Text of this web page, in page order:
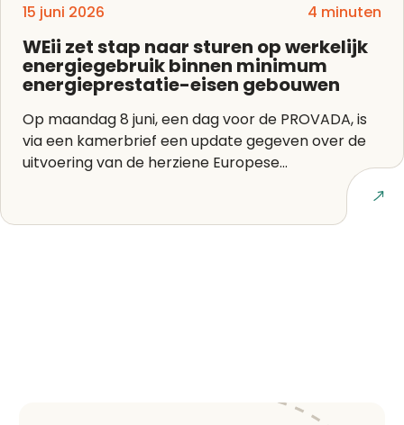
15 juni 2026 4 minuten
WEii zet stap naar sturen op werkelijk
energiegebruik binnen minimum
energieprestatie-eisen gebouwen
Op maandag 8 juni, een dag voor de PROVADA, is
via een kamerbrief een update gegeven over de
uitvoering van de herziene Europese...
Lees artikel